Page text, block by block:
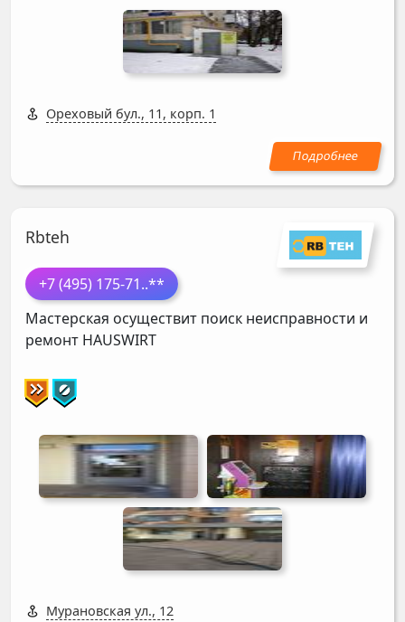
Ореховый бул., 11, корп. 1
Rbteh
+7 (495) 175-71..**
Мастерская осуществит поиск неисправности и
ремонт HAUSWIRT
Мурановская ул., 12